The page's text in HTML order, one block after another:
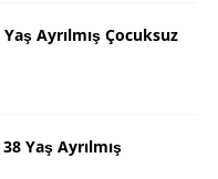
Ayrılmış Çocuksuz
Yaş Ayrılmış